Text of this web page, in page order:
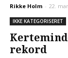
Rikke Holm - 22.
IKKE KATEGORISERET
rekord